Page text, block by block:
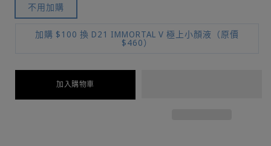
不用加購
加購 $100 換 D21 IMMORTAL V 極上小顏液（原價
$460）
加入購物車